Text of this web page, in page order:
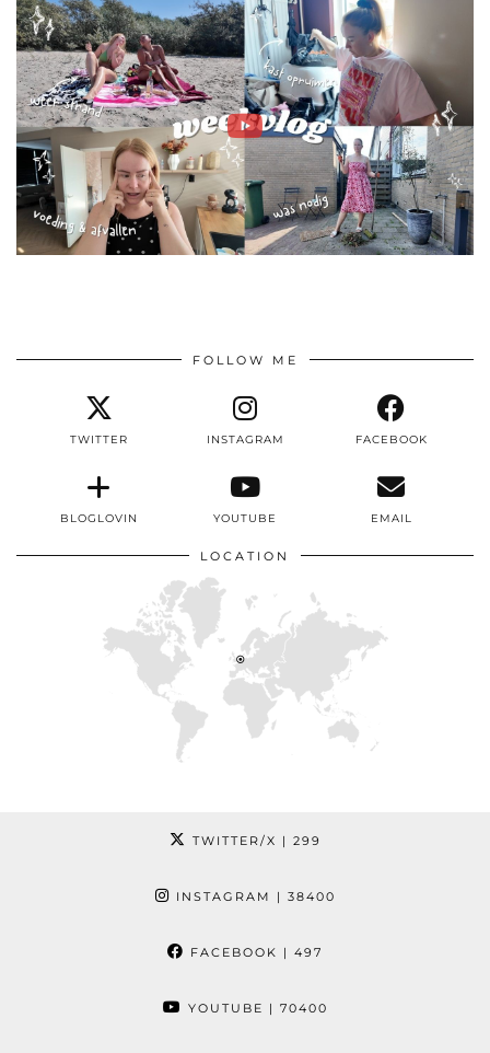
FOLLOW ME
TWITTER INSTAGRAM FACEBOOK
BLOGLOVIN YOUTUBE EMAIL
LOCATION
TWITTER/X | 299
INSTAGRAM | 38400
FACEBOOK | 497
YOUTUBE | 70400